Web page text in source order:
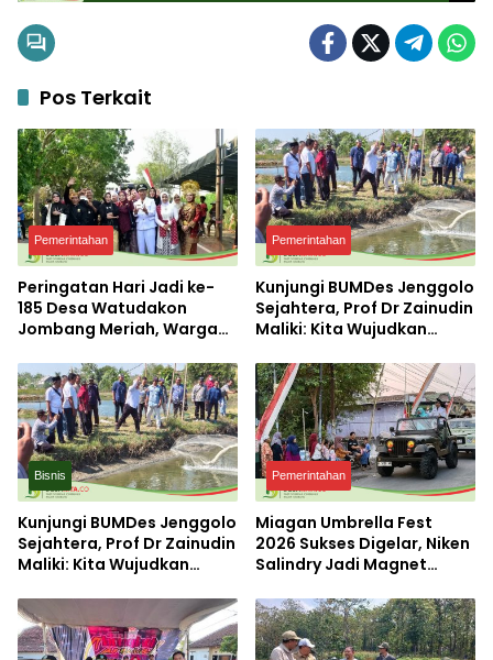
Pos Terkait
Pemerintahan
Peringatan Hari Jadi ke-
185 Desa Watudakon
Jombang Meriah, Warga
Karnaval Budaya
Pemerintahan
Kunjungi BUMDes Jenggolo
Sejahtera, Prof Dr Zainudin
Maliki: Kita Wujudkan
dengan Potensi Desa
Bisnis
Kunjungi BUMDes Jenggolo
Sejahtera, Prof Dr Zainudin
Maliki: Kita Wujudkan
dengan Potensi Desa
Pemerintahan
Miagan Umbrella Fest
2026 Sukses Digelar, Niken
Salindry Jadi Magnet